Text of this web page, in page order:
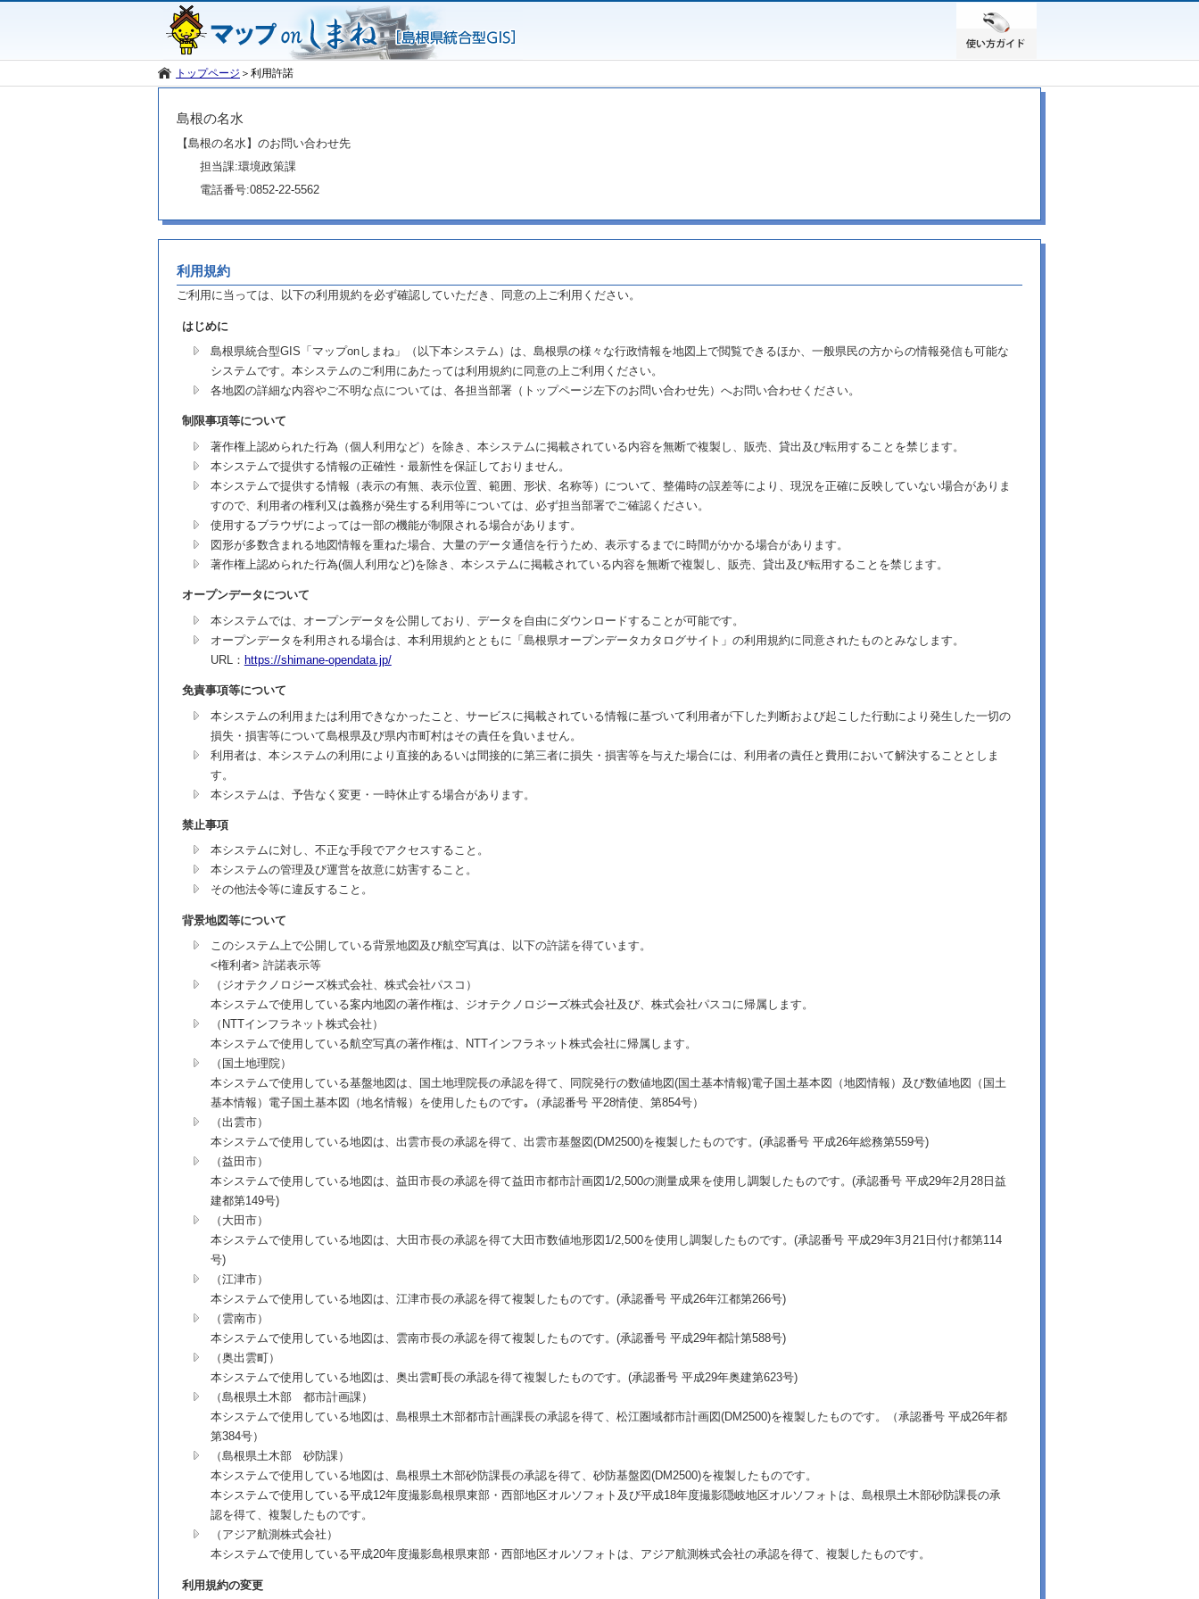
トップページ ＞ 利用許諾
島根の名水
【島根の名水】のお問い合わせ先
担当課:環境政策課
電話番号:0852-22-5562
利用規約
ご利用に当っては、以下の利用規約を必ず確認していただき、同意の上ご利用ください。
はじめに
島根県統合型GIS「マップonしまね」（以下本システム）は、島根県の様々な行政情報を地図上で閲覧できるほか、一般県民の方からの情報発信も可能な
システムです。本システムのご利用にあたっては利用規約に同意の上ご利用ください。
各地図の詳細な内容やご不明な点については、各担当部署（トップページ左下のお問い合わせ先）へお問い合わせください。
制限事項等について
著作権上認められた行為（個人利用など）を除き、本システムに掲載されている内容を無断で複製し、販売、貸出及び転用することを禁じます。
本システムで提供する情報の正確性・最新性を保証しておりません。
本システムで提供する情報（表示の有無、表示位置、範囲、形状、名称等）について、整備時の誤差等により、現況を正確に反映していない場合がありま
すので、利用者の権利又は義務が発生する利用等については、必ず担当部署でご確認ください。
使用するブラウザによっては一部の機能が制限される場合があります。
図形が多数含まれる地図情報を重ねた場合、大量のデータ通信を行うため、表示するまでに時間がかかる場合があります。
著作権上認められた行為(個人利用など)を除き、本システムに掲載されている内容を無断で複製し、販売、貸出及び転用することを禁じます。
オープンデータについて
本システムでは、オープンデータを公開しており、データを自由にダウンロードすることが可能です。
オープンデータを利用される場合は、本利用規約とともに「島根県オープンデータカタログサイト」の利用規約に同意されたものとみなします。
URL： https://shimane-opendata.jp/
免責事項等について
本システムの利用または利用できなかったこと、サービスに掲載されている情報に基づいて利用者が下した判断および起こした行動により発生した一切の
損失・損害等について島根県及び県内市町村はその責任を負いません。
利用者は、本システムの利用により直接的あるいは間接的に第三者に損失・損害等を与えた場合には、利用者の責任と費用において解決することとしま
す。
本システムは、予告なく変更・一時休止する場合があります。
禁止事項
本システムに対し、不正な手段でアクセスすること。
本システムの管理及び運営を故意に妨害すること。
その他法令等に違反すること。
背景地図等について
このシステム上で公開している背景地図及び航空写真は、以下の許諾を得ています。
<権利者> 許諾表示等
（ジオテクノロジーズ株式会社、株式会社パスコ）
本システムで使用している案内地図の著作権は、ジオテクノロジーズ株式会社及び、株式会社パスコに帰属します。
（NTTインフラネット株式会社）
本システムで使用している航空写真の著作権は、NTTインフラネット株式会社に帰属します。
（国土地理院）
本システムで使用している基盤地図は、国土地理院長の承認を得て、同院発行の数値地図(国土基本情報)電子国土基本図（地図情報）及び数値地図（国土
基本情報）電子国土基本図（地名情報）を使用したものです｡（承認番号 平28情使、第854号）
（出雲市）
本システムで使用している地図は、出雲市長の承認を得て、出雲市基盤図(DM2500)を複製したものです。(承認番号 平成26年総務第559号)
（益田市）
本システムで使用している地図は、益田市長の承認を得て益田市都市計画図1/2,500の測量成果を使用し調製したものです。(承認番号 平成29年2月28日益
建都第149号)
（大田市）
本システムで使用している地図は、大田市長の承認を得て大田市数値地形図1/2,500を使用し調製したものです。(承認番号 平成29年3月21日付け都第114
号)
（江津市）
本システムで使用している地図は、江津市長の承認を得て複製したものです。(承認番号 平成26年江都第266号)
（雲南市）
本システムで使用している地図は、雲南市長の承認を得て複製したものです。(承認番号 平成29年都計第588号)
（奥出雲町）
本システムで使用している地図は、奥出雲町長の承認を得て複製したものです。(承認番号 平成29年奥建第623号)
（島根県土木部 都市計画課）
本システムで使用している地図は、島根県土木部都市計画課長の承認を得て、松江圏域都市計画図(DM2500)を複製したものです。（承認番号 平成26年都
第384号）
（島根県土木部 砂防課）
本システムで使用している地図は、島根県土木部砂防課長の承認を得て、砂防基盤図(DM2500)を複製したものです。
本システムで使用している平成12年度撮影島根県東部・西部地区オルソフォト及び平成18年度撮影隠岐地区オルソフォトは、島根県土木部砂防課長の承
認を得て、複製したものです。
（アジア航測株式会社）
本システムで使用している平成20年度撮影島根県東部・西部地区オルソフォトは、アジア航測株式会社の承認を得て、複製したものです。
利用規約の変更